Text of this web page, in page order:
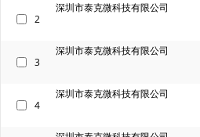
2
深圳市泰克微科技有限公司
3
深圳市泰克微科技有限公司
4
深圳市泰克微科技有限公司